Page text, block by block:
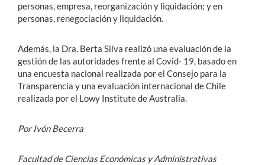
personas, empresa, reorganización y liquidación; y en
personas, renegociación y liquidación.
Además, la Dra. Berta Silva realizó una evaluación de la
gestión de las autoridades frente al Covid- 19, basado en
una encuesta nacional realizada por el Consejo para la
Transparencia y una evaluación internacional de Chile
realizada por el Lowy Institute de Australia.
Por Ivón Becerra
Facultad de Ciencias Económicas y Administrativas